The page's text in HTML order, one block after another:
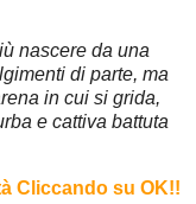
nascere da una
di parte, ma
in cui si grida,
e cattiva battuta
Cliccando su OK!!